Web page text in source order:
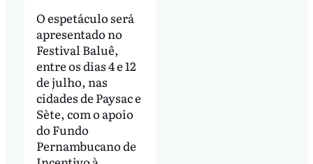
O espetáculo será
apresentado no
Festival Baluê,
entre os dias 4 e 12
de julho, nas
cidades de Paysac e
Sète, com o apoio
do Fundo
Pernambucano de